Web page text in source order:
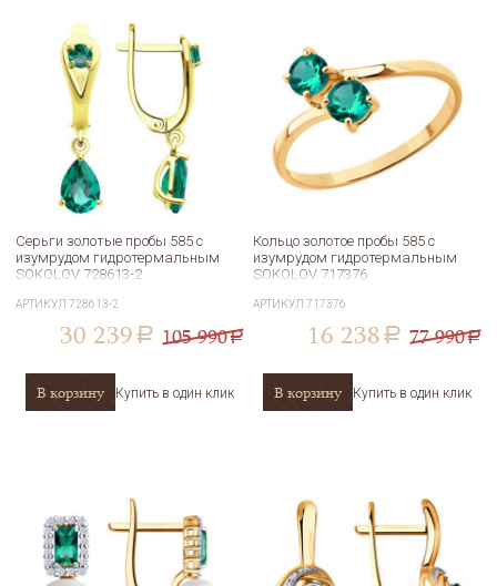
Серьги золотые пробы 585 с
изумрудом гидротермальным
SOKOLOV 728613-2
АРТИКУЛ728613-2
30 239 a 105 990a
В корзину Купить в один клик
Кольцо золотое пробы 585 с
изумрудом гидротермальным
SOKOLOV 717376
АРТИКУЛ717376
16 238 a 77 990a
В корзину Купить в один клик